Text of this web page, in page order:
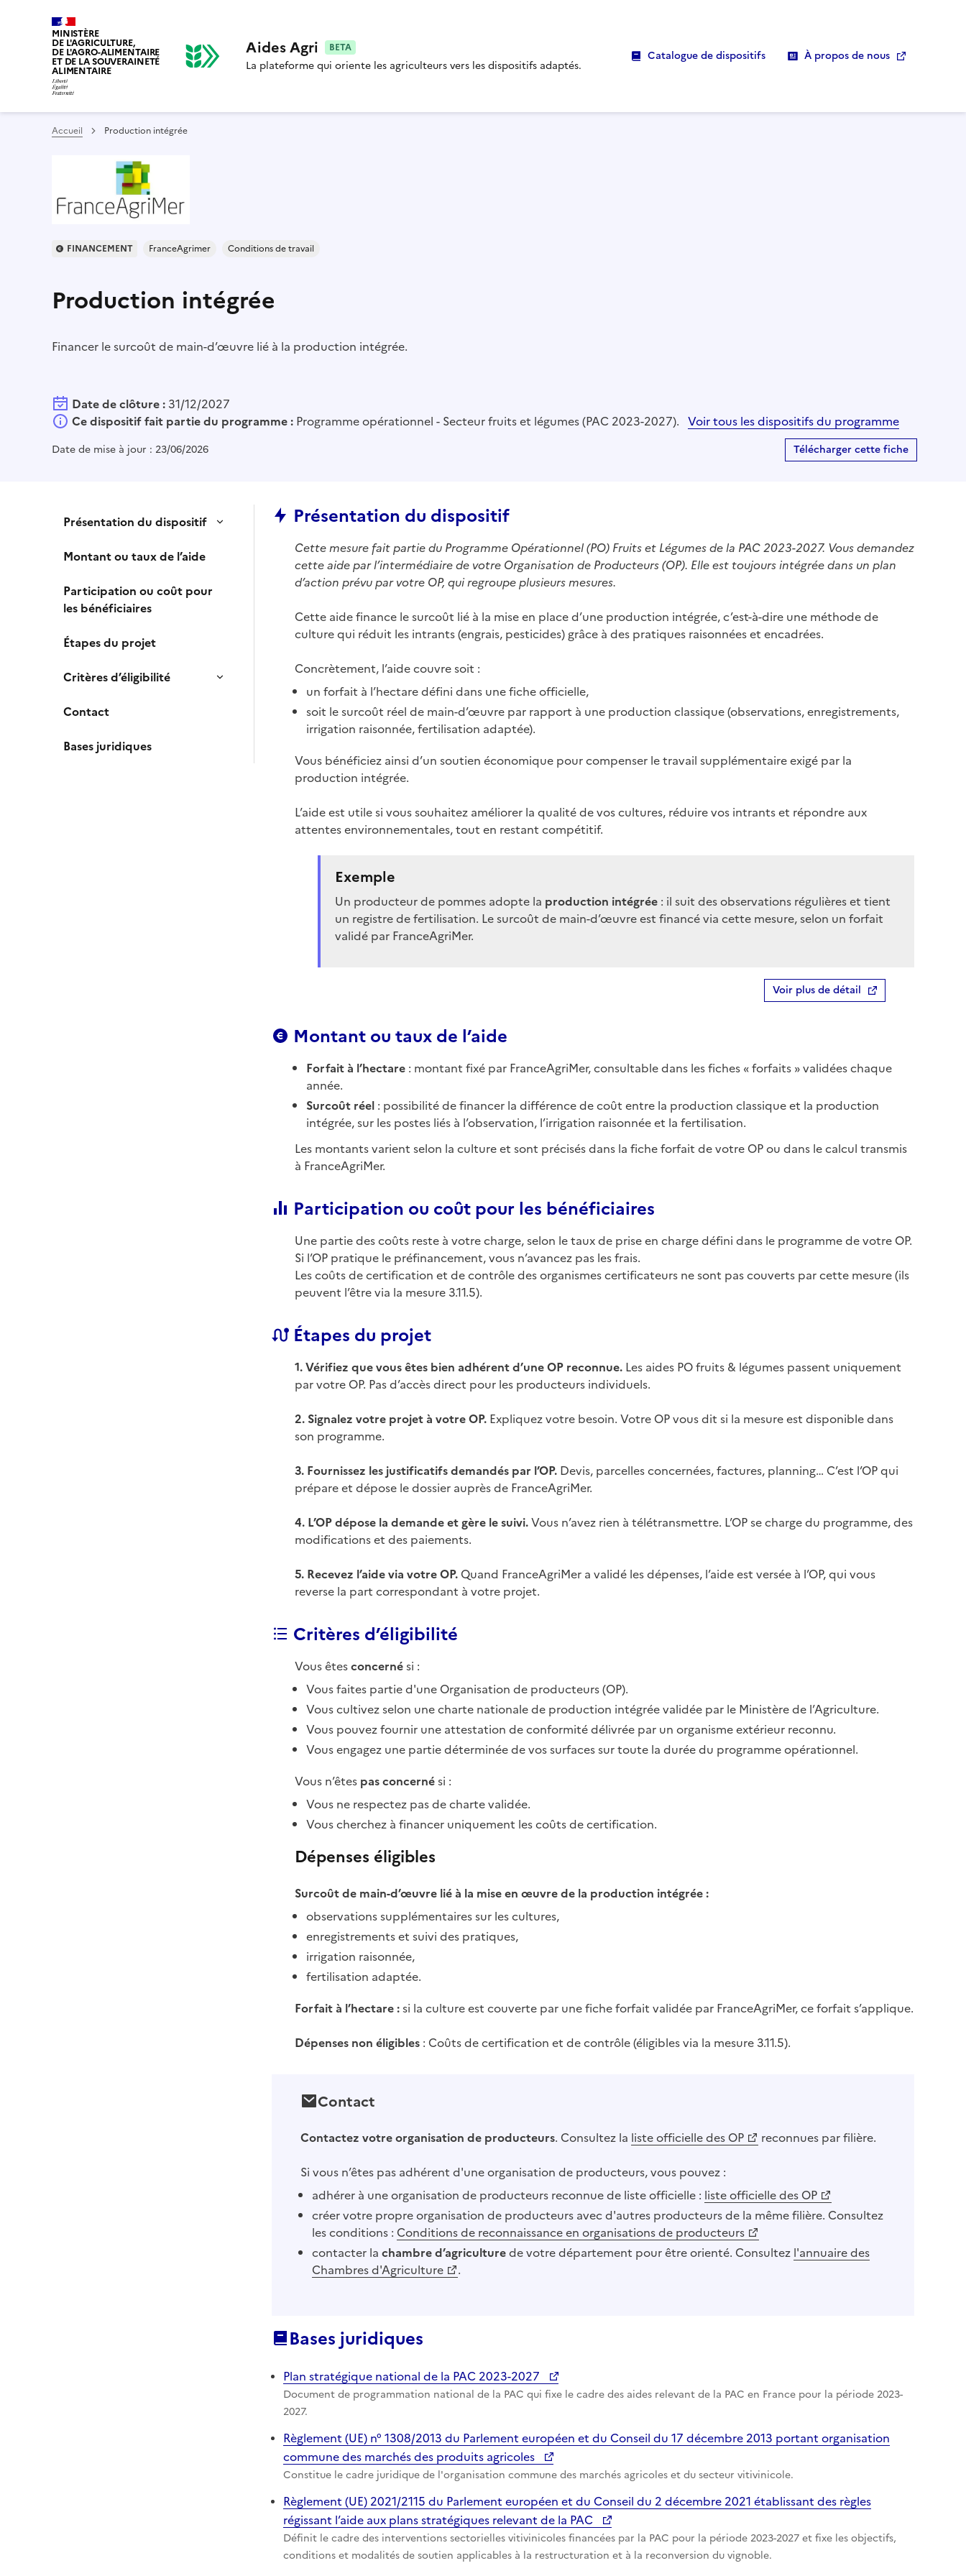
MINISTÈRE
DE L'AGRICULTURE,
DE L'AGRO-ALIMENTAIRE
ET DE LA SOUVERAINETÉ
ALIMENTAIRE
Aides Agri BETA
La plateforme qui oriente les agriculteurs vers les dispositifs adaptés.
Catalogue de dispositifs À propos de nous
Accueil Production intégrée
FINANCEMENT FranceAgrimer Conditions de travail
Production intégrée
Financer le surcoût de main-d’œuvre lié à la production intégrée.
Date de clôture : 31/12/2027
Ce dispositif fait partie du programme : Programme opérationnel - Secteur fruits et légumes (PAC 2023-2027). Voir tous les dispositifs du programme
Date de mise à jour : 23/06/2026 Télécharger cette fiche
Présentation du dispositif
Montant ou taux de l’aide
Participation ou coût pour
les bénéficiaires
Étapes du projet
Critères d’éligibilité
Contact
Bases juridiques
Présentation du dispositif
Cette mesure fait partie du Programme Opérationnel (PO) Fruits et Légumes de la PAC 2023-2027. Vous demandez
cette aide par l’intermédiaire de votre Organisation de Producteurs (OP). Elle est toujours intégrée dans un plan
d’action prévu par votre OP, qui regroupe plusieurs mesures.
Cette aide finance le surcoût lié à la mise en place d’une production intégrée, c’est-à-dire une méthode de
culture qui réduit les intrants (engrais, pesticides) grâce à des pratiques raisonnées et encadrées.
Concrètement, l’aide couvre soit :
un forfait à l’hectare défini dans une fiche officielle,
soit le surcoût réel de main-d’œuvre par rapport à une production classique (observations, enregistrements,
irrigation raisonnée, fertilisation adaptée).
Vous bénéficiez ainsi d’un soutien économique pour compenser le travail supplémentaire exigé par la
production intégrée.
L’aide est utile si vous souhaitez améliorer la qualité de vos cultures, réduire vos intrants et répondre aux
attentes environnementales, tout en restant compétitif.
Exemple
Un producteur de pommes adopte la production intégrée : il suit des observations régulières et tient
un registre de fertilisation. Le surcoût de main-d’œuvre est financé via cette mesure, selon un forfait
validé par FranceAgriMer.
Voir plus de détail
Montant ou taux de l’aide
Forfait à l’hectare : montant fixé par FranceAgriMer, consultable dans les fiches « forfaits » validées chaque
année.
Surcoût réel : possibilité de financer la différence de coût entre la production classique et la production
intégrée, sur les postes liés à l’observation, l’irrigation raisonnée et la fertilisation.
Les montants varient selon la culture et sont précisés dans la fiche forfait de votre OP ou dans le calcul transmis
à FranceAgriMer.
Participation ou coût pour les bénéficiaires
Une partie des coûts reste à votre charge, selon le taux de prise en charge défini dans le programme de votre OP.
Si l’OP pratique le préfinancement, vous n’avancez pas les frais.
Les coûts de certification et de contrôle des organismes certificateurs ne sont pas couverts par cette mesure (ils
peuvent l’être via la mesure 3.11.5).
Étapes du projet
1. Vérifiez que vous êtes bien adhérent d’une OP reconnue. Les aides PO fruits & légumes passent uniquement
par votre OP. Pas d’accès direct pour les producteurs individuels.
2. Signalez votre projet à votre OP. Expliquez votre besoin. Votre OP vous dit si la mesure est disponible dans
son programme.
3. Fournissez les justificatifs demandés par l’OP. Devis, parcelles concernées, factures, planning… C’est l’OP qui
prépare et dépose le dossier auprès de FranceAgriMer.
4. L’OP dépose la demande et gère le suivi.Vous n’avez rien à télétransmettre. L’OP se charge du programme, des
modifications et des paiements.
5. Recevez l’aide via votre OP. Quand FranceAgriMer a validé les dépenses, l’aide est versée à l’OP, qui vous
reverse la part correspondant à votre projet.
Critères d’éligibilité
Vous êtesconcernési :
Vous faites partie d'une Organisation de producteurs (OP).
Vous cultivez selon une charte nationale de production intégrée validée par le Ministère de l’Agriculture.
Vous pouvez fournir une attestation de conformité délivrée par un organisme extérieur reconnu.
Vous engagez une partie déterminée de vos surfaces sur toute la durée du programme opérationnel.
Vous n’êtes pas concernési :
Vous ne respectez pas de charte validée.
Vous cherchez à financer uniquement les coûts de certification.
Dépenses éligibles
Surcoût de main-d’œuvre lié à la mise en œuvre de la production intégrée :
observations supplémentaires sur les cultures,
enregistrements et suivi des pratiques,
irrigation raisonnée,
fertilisation adaptée.
Forfait à l’hectare :si la culture est couverte par une fiche forfait validée par FranceAgriMer, ce forfait s’applique.
Dépenses non éligibles : Coûts de certification et de contrôle (éligibles via la mesure 3.11.5).
Contact
Contactez votre organisation de producteurs. Consultez la liste officielle des OP
reconnues par filière.
Si vous n’êtes pas adhérent d'une organisation de producteurs, vous pouvez :
adhérer à une organisation de producteurs reconnue de liste officielle : liste officielle des OP
créer votre propre organisation de producteurs avec d'autres producteurs de la même filière. Consultez
les conditions : Conditions de reconnaissance en organisations de producteurs
contacter la chambre d’agriculturede votre département pour être orienté. Consultez l'annuaire des
Chambres d'Agriculture
.
Bases juridiques
Plan stratégique national de la PAC 2023-2027
Document de programmation national de la PAC qui fixe le cadre des aides relevant de la PAC en France pour la période 2023-
2027.
Règlement (UE) n° 1308/2013 du Parlement européen et du Conseil du 17 décembre 2013 portant organisation
commune des marchés des produits agricoles
Constitue le cadre juridique de l'organisation commune des marchés agricoles et du secteur vitivinicole.
Règlement (UE) 2021/2115 du Parlement européen et du Conseil du 2 décembre 2021 établissant des règles
régissant l’aide aux plans stratégiques relevant de la PAC
Définit le cadre des interventions sectorielles vitivinicoles financées par la PAC pour la période 2023-2027 et fixe les objectifs,
conditions et modalités de soutien applicables à la restructuration et à la reconversion du vignoble.